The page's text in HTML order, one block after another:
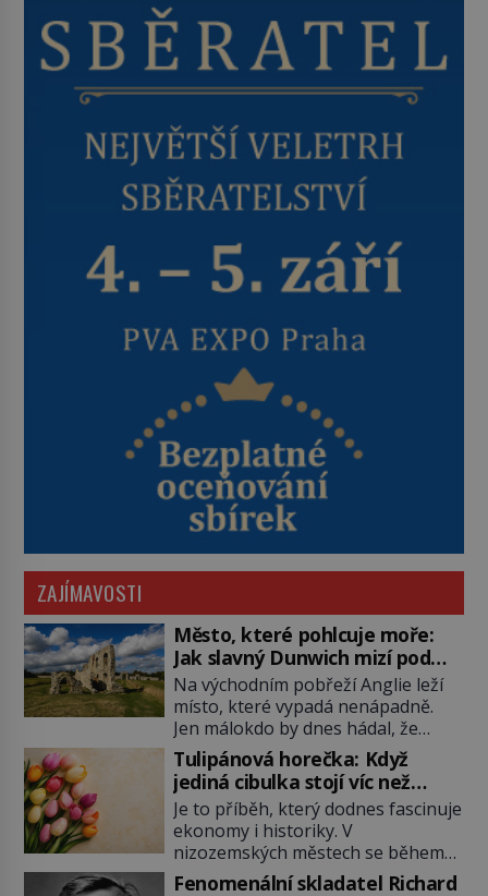
ZAJÍMAVOSTI
Město, které pohlcuje moře:
Jak slavný Dunwich mizí pod
hladinou
Na východním pobřeží Anglie leží
místo, které vypadá nenápadně.
Jen málokdo by dnes hádal, že
právě zde kdysi stojí jeden z
nejvýznamnějších anglických
přístavů. Středověký Dunwich
soupeří svým významem s
Londýnem, pyšní se kostely,
kláštery i rušnými tržišti. Pak se ale
příroda obrátí proti němu. Bouře,
Tulipánová horečka: Když
jediná cibulka stojí víc než
honosný dům
Je to příběh, který dodnes fascinuje
ekonomy i historiky. V
nizozemských městech se během
několika měsíců obyčejná cibulka
Fenomenální skladatel Richard